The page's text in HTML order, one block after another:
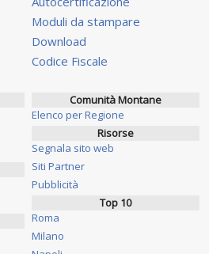
Moduli da stampare
Download
Codice Fiscale
Comunità Montane
Elenco per Regione
Risorse
Segnala sito web
Siti Partner
Pubblicità
Top 10
Roma
Milano